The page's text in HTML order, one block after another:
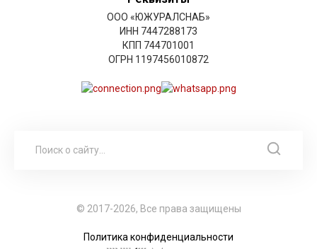
ООО «ЮЖУРАЛСНАБ»
ИНН 7447288173
КПП 744701001
ОГРН 1197456010872
© 2017-2026, Все права защищены
Политика конфиденциальности